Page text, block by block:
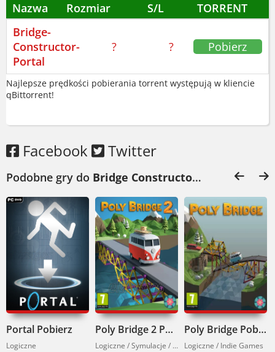
Nazwa
Rozmiar S/L
TORRENT
Bridge-
Constructor-
Portal
? ? Pobierz
Najlepsze prędkości pobierania torrent występują w kliencie
qBittorrent!
Facebook Twitter
Podobne gry do Bridge Constructor Portal Pobierz
Portal Pobierz
Logiczne
Poly Bridge 2 Pobierz
Logiczne / Symulacje / Indie Games
Poly Bridge Pobierz
Logiczne / Indie Games